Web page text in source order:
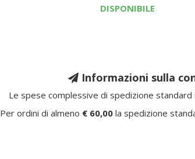
DISPONIBILE
Informazioni sulla
Le spese complessive di spedizione standard
Per ordini di almeno € 60,00 la spedizione